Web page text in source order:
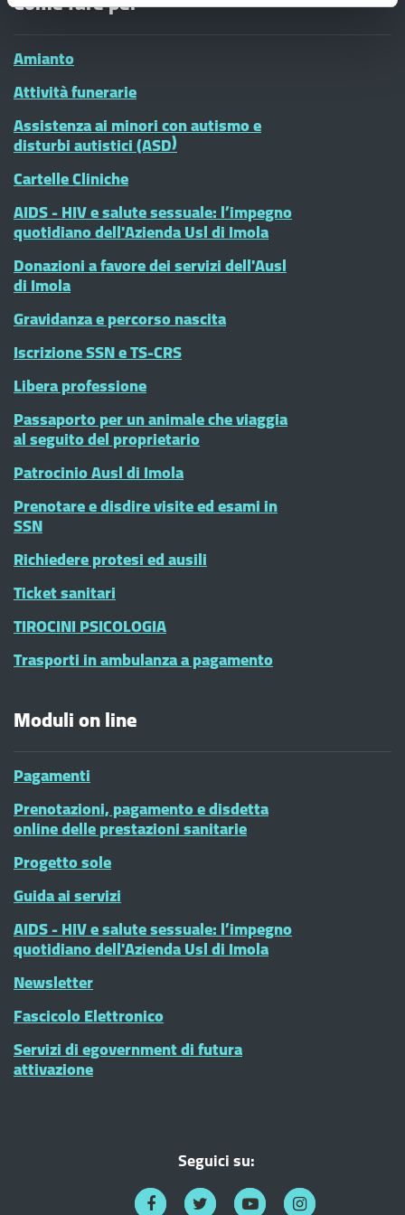
Amianto
Attività funerarie
Assistenza ai minori con autismo e
disturbi autistici (ASD)
Cartelle Cliniche
AIDS - HIV e salute sessuale: l’impegno
quotidiano dell'Azienda Usl di Imola
Donazioni a favore dei servizi dell'Ausl
di Imola
Gravidanza e percorso nascita
Iscrizione SSN e TS-CRS
Libera professione
Passaporto per un animale che viaggia
al seguito del proprietario
Patrocinio Ausl di Imola
Prenotare e disdire visite ed esami in
SSN
Richiedere protesi ed ausili
Ticket sanitari
TIROCINI PSICOLOGIA
Trasporti in ambulanza a pagamento
Moduli on line
Pagamenti
Prenotazioni, pagamento e disdetta
online delle prestazioni sanitarie
Progetto sole
Guida ai servizi
AIDS - HIV e salute sessuale: l’impegno
quotidiano dell'Azienda Usl di Imola
Newsletter
Fascicolo Elettronico
Servizi di egovernment di futura
attivazione
Seguici su: